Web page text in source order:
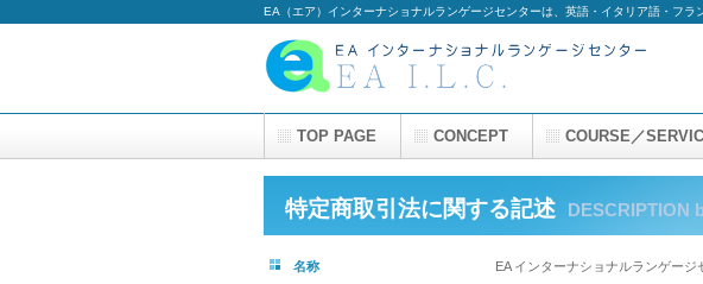
EA（エア）インターナショナルランゲージセンターは、英語・イタリア語・フラ
特定商取引法に関する記述 DESCRIPTION
名称 EA インターナショナルランゲージ
TOP PAGE CONCEPT COURSE／